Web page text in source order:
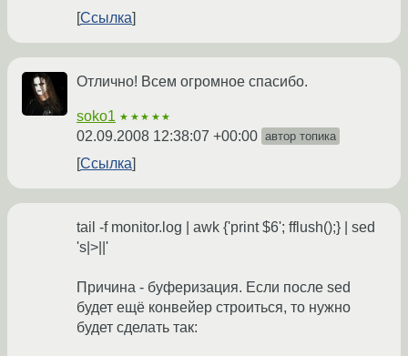
Ссылка
Отлично! Всем огромное спасибо.
soko1 ★★★★★
02.09.2008 12:38:07 +00:00 автор топика
Ссылка
tail -f monitor.log | awk {'print $6'; fflush();} | sed
's|>||'
Причина - буферизация. Если после sed
будет ещё конвейер строиться, то нужно
будет сделать так: